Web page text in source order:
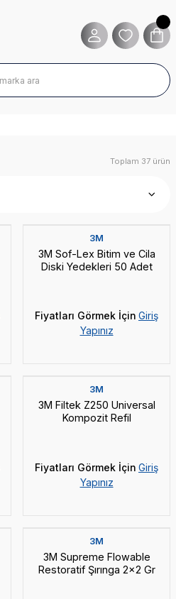
Toplam 37 ürün
3M
3M Sof-Lex Bitim ve Cila
Diski Yedekleri 50 Adet
Fiyatları Görmek İçin Giriş
Yapınız
3M
3M Filtek Z250 Universal
Kompozit Refil
Fiyatları Görmek İçin Giriş
Yapınız
3M
3M Supreme Flowable
Restoratif Şırınga 2x2 Gr